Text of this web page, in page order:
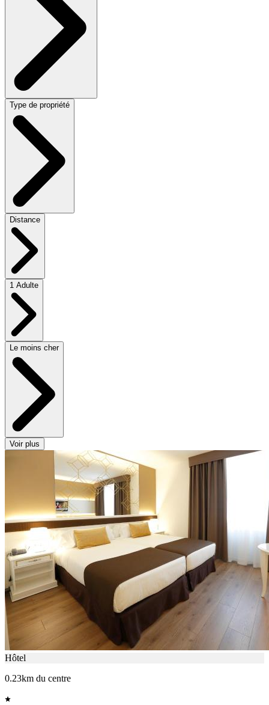
Type de propriété
Distance
1 Adulte
Le moins cher
Voir plus
Hôtel
0.23km du centre